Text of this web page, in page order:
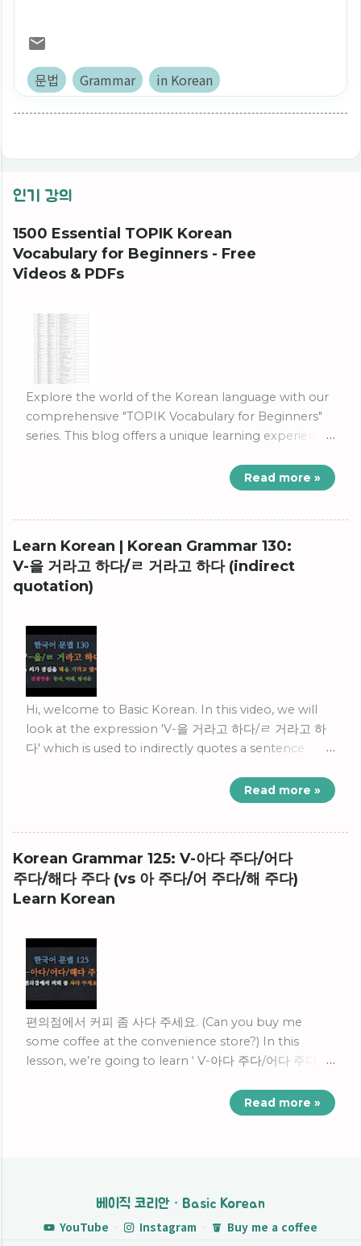
문법 Grammar in Korean
인기 강의
1500 Essential TOPIK Korean
Vocabulary for Beginners - Free
Videos & PDFs
Explore the world of the Korean language with our
comprehensive "TOPIK Vocabulary for Beginners"
series. This blog offers a unique learning experience
essential Korean words. Accompanying these
videos, we provide downloadable PDFs, making it
your skills, these resources are designed to enhance
your Korean vocabulary effectively. Start your
journey to mastering 1500 essential Korean words
Beginners 💕 #1 TOPIK Korean Vocabulary for
beginners (1-25) | PDF download ↓ 🎬 Video #2
TOPIK Korean Vocabulary for beginners (26-50) |
PDF download ↓ 🎬 Video #3 TOPIK Korean
Vocabulary for beginners (51-75) | PDF download ↓
🎬 Video #4 TOPIK Korean Vocabulary for beginners
(76-100) | PDF download ↓ 🎬 Video #5 TOPIK
Read more »
Learn Korean | Korean Grammar 130:
V-을 거라고 하다/ㄹ 거라고 하다 (indirect
quotation)
Hi, welcome to Basic Korean. In this video, we will
look at the expression 'V-을 거라고 하다/ㄹ 거라고 하
다' which is used to indirectly quotes a sentence
ends with 'verb', and the point of time is 'the future
tense'. Let's learn 'indirect quotation' in Korean 'V-을
Read more »
Korean Grammar 125: V-아다 주다/어다
주다/해다 주다 (vs 아 주다/어 주다/해 주다)
Learn Korean
편의점에서 커피 좀 사다 주세요. (Can you buy me
some coffee at the convenience store?) In this
lesson, we’re going to learn ‘ V-아다 주다/어다 주다/해
something or you are doing something for the
sake of others. If you want to watch this lesson in
V-아다 주다/어다 주다/해다 주다 - 나나: 미소 씨, 저 지금
러면 편의점에서 커피 좀 사다 줄 수 있어요? (in English)
Read more »
베이직 코리안 · Basic Korean
YouTube · Instagram · Buy me a coffee